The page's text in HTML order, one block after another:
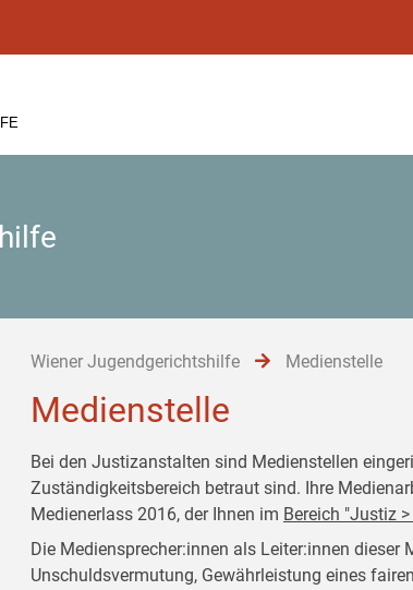
Wiener Jugendgerichtshilfe Medienstelle
Medienstelle
Bei den Justizanstalten sind Medienstellen
Zuständigkeitsbereich betraut sind. Ihre
Medienerlass 2016, der Ihnen im Bereich "Justiz
Die Mediensprecher:innen als Leiter:innen
Unschuldsvermutung, Gewährleistung eines